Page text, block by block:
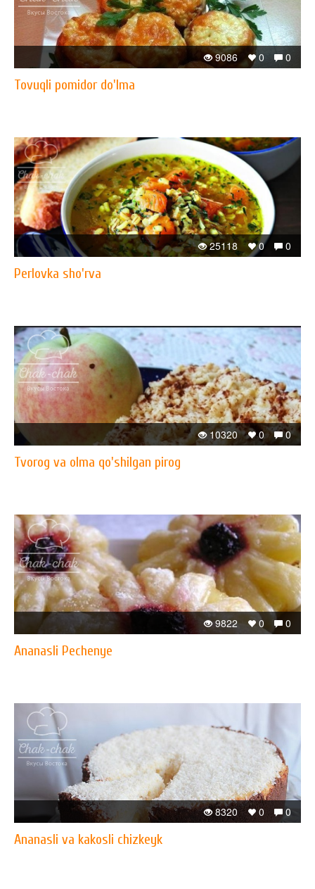
0
0
9086
Tovuqli pomidor do'lma
0
0
25118
Perlovka sho'rva
0
0
10320
Tvorog va olma qo'shilgan pirog
0
0
9822
Ananasli Pechenye
0
0
8320
Ananasli va kakosli chizkeyk